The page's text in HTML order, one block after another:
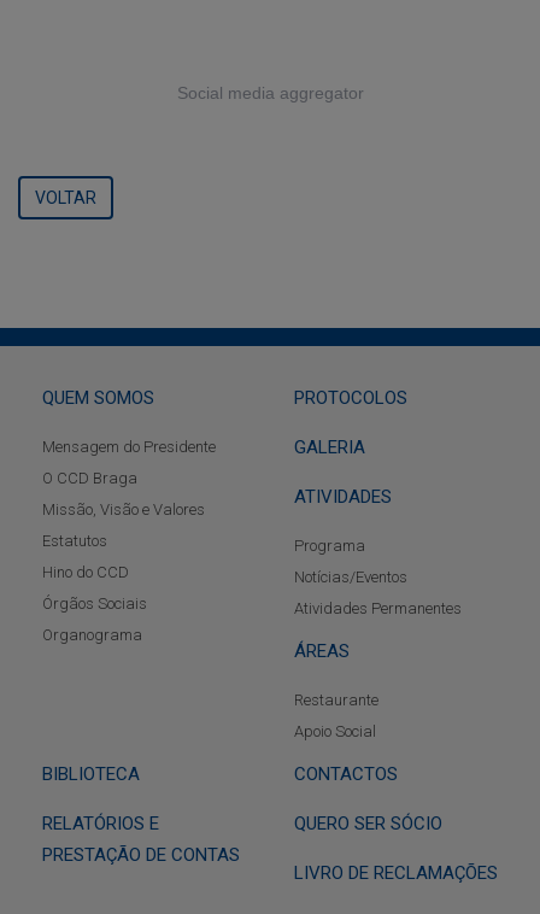
Social media aggregator
VOLTAR
QUEM SOMOS
Mensagem do Presidente
O CCD Braga
Missão, Visão e Valores
Estatutos
Hino do CCD
Órgãos Sociais
Organograma
PROTOCOLOS
GALERIA
ATIVIDADES
Programa
Notícias/Eventos
Atividades Permanentes
ÁREAS
Restaurante
Apoio Social
BIBLIOTECA CONTACTOS
RELATÓRIOS E
PRESTAÇÃO DE CONTAS
QUERO SER SÓCIO
LIVRO DE RECLAMAÇÕES